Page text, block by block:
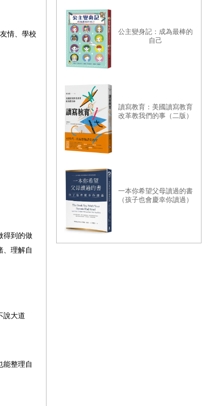
情、學校
得到的做
、理解自
說大道
能整理自
公主變身記：成為最棒的
自己
讀寫教育：美國讀寫教育
改革教我們的事（二版）
一本你希望父母讀過的書
（孩子也會慶幸你讀過）